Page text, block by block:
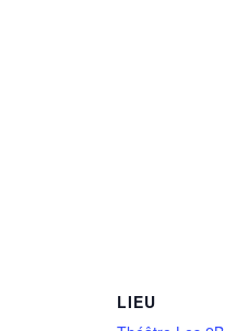
LIEU